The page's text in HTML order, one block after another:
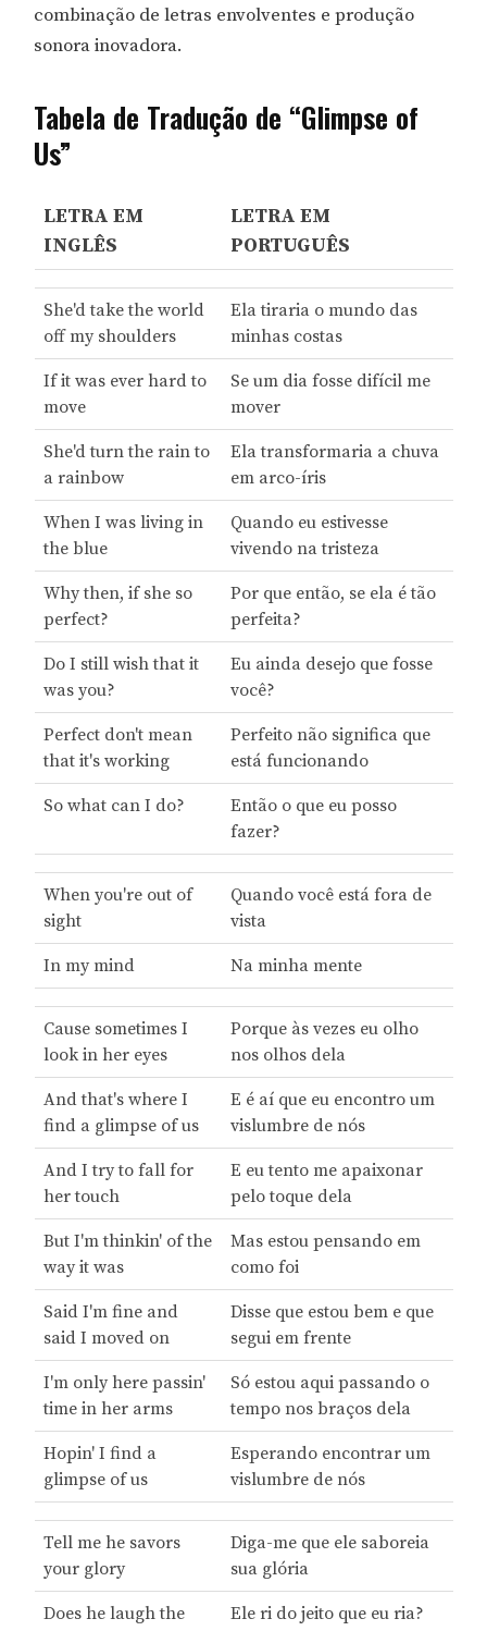
combinação de letras envolventes e produção
sonora inovadora.
Tabela de Tradução de “Glimpse of
Us”
LETRA EM
INGLÊS
LETRA EM
PORTUGUÊS
She'd take the world
off my shoulders
Ela tiraria o mundo das
minhas costas
If it was ever hard to
move
Se um dia fosse difícil me
mover
She'd turn the rain to
a rainbow
Ela transformaria a chuva
em arco-íris
When I was living in
the blue
Quando eu estivesse
vivendo na tristeza
Why then, if she so
perfect?
Por que então, se ela é tão
perfeita?
Do I still wish that it
was you?
Eu ainda desejo que fosse
você?
Perfect don't mean
that it's working
Perfeito não significa que
está funcionando
So what can I do?
Então o que eu posso
fazer?
When you're out of
sight
Quando você está fora de
vista
In my mind Na minha mente
Cause sometimes I
look in her eyes
Porque às vezes eu olho
nos olhos dela
And that's where I
find a glimpse of us
E é aí que eu encontro um
vislumbre de nós
And I try to fall for
her touch
E eu tento me apaixonar
pelo toque dela
But I'm thinkin' of the
way it was
Mas estou pensando em
como foi
Said I'm fine and
said I moved on
Disse que estou bem e que
segui em frente
I'm only here passin'
time in her arms
Só estou aqui passando o
tempo nos braços dela
Hopin' I find a
glimpse of us
Esperando encontrar um
vislumbre de nós
Tell me he savors
your glory
Diga-me que ele saboreia
sua glória
Does he laugh the
Ele ri do jeito que eu ria?